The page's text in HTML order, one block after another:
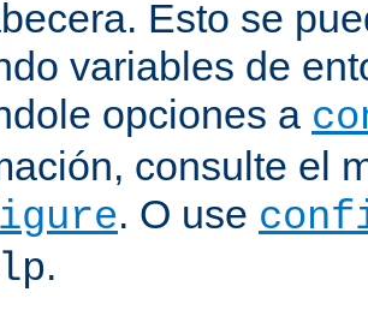
Esto se
variables de
opciones a
consulte el
. O use
.